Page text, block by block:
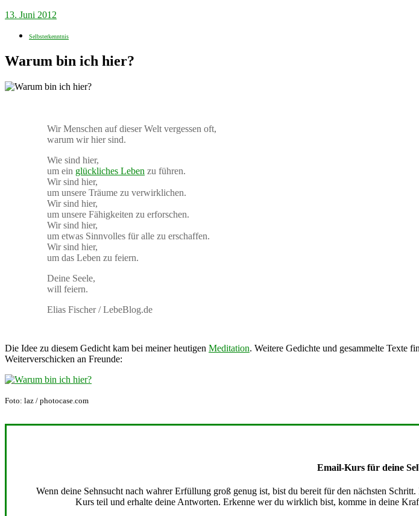
13. Juni 2012
Selbsterkenntnis
Warum bin ich hier?
Wir Menschen auf dieser Welt vergessen oft,
warum wir hier sind.
Wie sind hier,
um ein glückliches Leben zu führen.
Wir sind hier,
um unsere Träume zu verwirklichen.
Wir sind hier,
um unsere Fähigkeiten zu erforschen.
Wir sind hier,
um etwas Sinnvolles für alle zu erschaffen.
Wir sind hier,
um das Leben zu feiern.
Deine Seele,
will feiern.
Elias Fischer / LebeBlog.de
Die Idee zu diesem Gedicht kam bei meiner heutigen Meditation. Weitere Gedichte und gesammelte Texte
Weiterverschicken an Freunde:
Foto: laz / photocase.com
Email-Kurs für deine
Wenn deine Sehnsucht nach wahrer Erfüllung groß genug ist, bist du bereit für den nächsten
Kurs teil und erhalte deine Antworten. Erkenne wer du wirklich bist, komme in deine